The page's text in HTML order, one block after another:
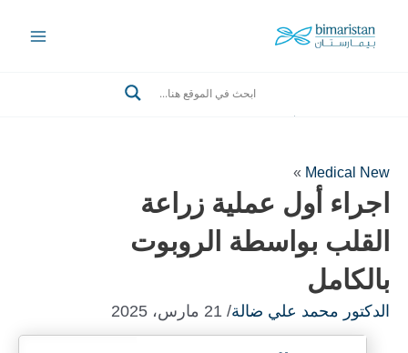
Medical New
»
اجراء أول عملية زراعة
القلب بواسطة الروبوت
بالكامل
الدكتور محمد علي ضالة/ 21 مارس، 2025